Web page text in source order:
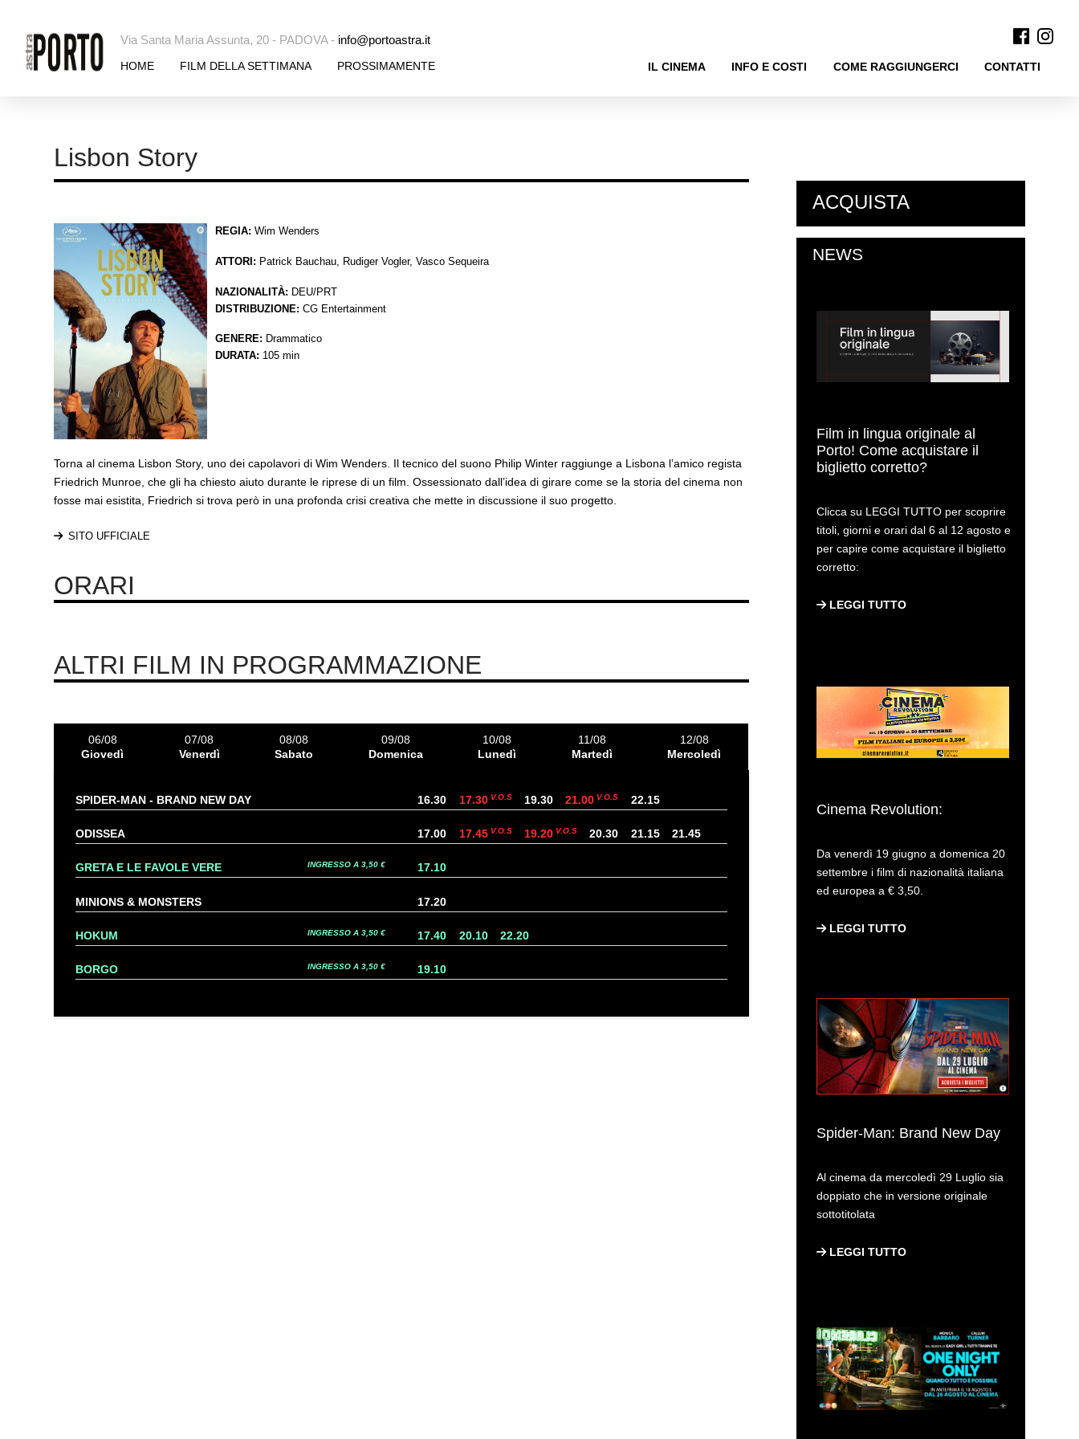
Via Santa Maria Assunta, 20 - PADOVA - info@portoastra.it
HOME FILM DELLA SETTIMANA PROSSIMAMENTE IL CINEMA INFO E COSTI COME RAGGIUNGERCI CONTATTI
Lisbon Story
REGIA: Wim Wenders
ATTORI: Patrick Bauchau, Rudiger Vogler, Vasco Sequeira
NAZIONALITÀ: DEU/PRT
DISTRIBUZIONE: CG Entertainment
GENERE: Drammatico
DURATA: 105 min
Torna al cinema Lisbon Story, uno dei capolavori di Wim Wenders. Il tecnico del suono Philip Winter raggiunge a Lisbona l’amico regista
Friedrich Munroe, che gli ha chiesto aiuto durante le riprese di un film. Ossessionato dall’idea di girare come se la storia del cinema non
fosse mai esistita, Friedrich si trova però in una profonda crisi creativa che mette in discussione il suo progetto.
SITO UFFICIALE
ORARI
ALTRI FILM IN PROGRAMMAZIONE
06/08
Giovedì
07/08
Venerdì
08/08
Sabato
09/08
Domenica
10/08
Lunedì
11/08
Martedì
12/08
Mercoledì
SPIDER-MAN - BRAND NEW DAY 16.30 17.30 V.O.S 19.30 21.00 V.O.S 22.15
ODISSEA 17.00 17.45 V.O.S 19.20 V.O.S 20.30 21.15 21.45
GRETA E LE FAVOLE VERE INGRESSO A 3,50 € 17.10
MINIONS & MONSTERS 17.20
HOKUM INGRESSO A 3,50 € 17.40 20.10 22.20
BORGO INGRESSO A 3,50 € 19.10
ACQUISTA
NEWS
Film in lingua originale al
Porto! Come acquistare il
biglietto corretto?
Clicca su LEGGI TUTTO per scoprire
titoli, giorni e orari dal 6 al 12 agosto e
per capire come acquistare il biglietto
corretto:
LEGGI TUTTO
Cinema Revolution:
Da venerdì 19 giugno a domenica 20
settembre i film di nazionalità italiana
ed europea a € 3,50.
LEGGI TUTTO
Spider-Man: Brand New Day
Al cinema da mercoledì 29 Luglio sia
doppiato che in versione originale
sottotitolata
LEGGI TUTTO